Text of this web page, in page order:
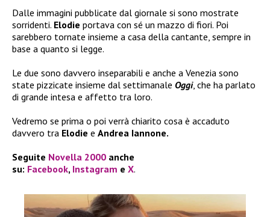
Dalle immagini pubblicate dal giornale si sono mostrate
sorridenti. Elodie portava con sé un mazzo di fiori. Poi
sarebbero tornate insieme a casa della cantante, sempre in
base a quanto si legge.
Le due sono davvero inseparabili e anche a Venezia sono
state pizzicate insieme dal settimanale Oggi, che ha parlato
di grande intesa e affetto tra loro.
Vedremo se prima o poi verrà chiarito cosa è accaduto
davvero tra Elodie e Andrea Iannone.
Seguite Novella 2000 anche
su: Facebook, Instagram e X.